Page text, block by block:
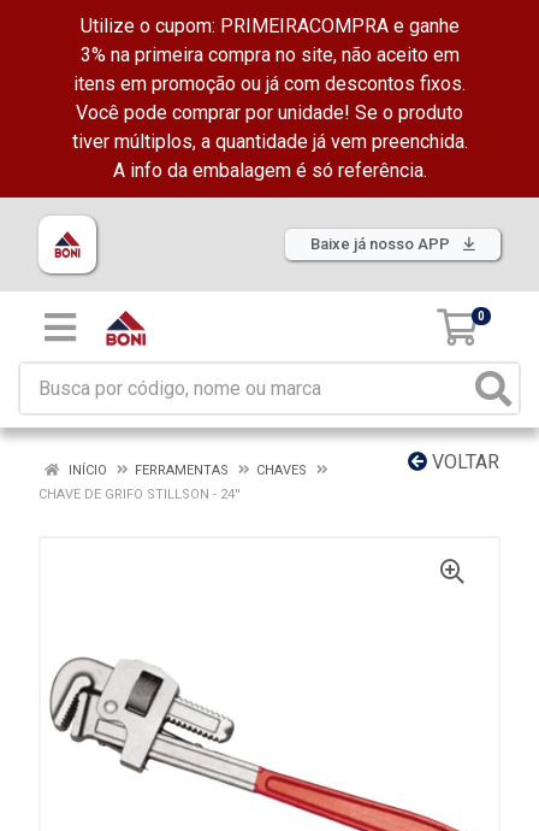
Utilize o cupom: PRIMEIRACOMPRA e ganhe
3% na primeira compra no site, não aceito em
itens em promoção ou já com descontos fixos.
Você pode comprar por unidade! Se o produto
tiver múltiplos, a quantidade já vem preenchida.
A info da embalagem é só referência.
Baixe já nosso APP
0
VOLTAR
INÍCIO FERRAMENTAS
CHAVES
CHAVE DE GRIFO STILLSON - 24''